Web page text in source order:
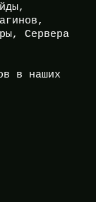
Сервера
в наших